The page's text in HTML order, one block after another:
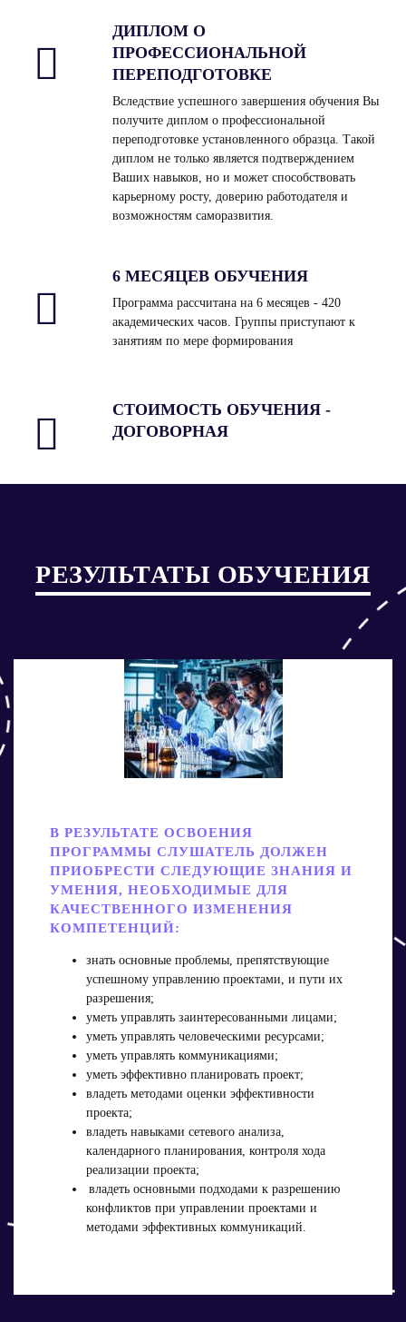
ДИПЛОМ О
ПРОФЕССИОНАЛЬНОЙ
ПЕРЕПОДГОТОВКЕ
Вследствие успешного завершения обучения Вы
получите диплом о профессиональной
переподготовке установленного образца. Такой
диплом не только является подтверждением
Ваших навыков, но и может способствовать
карьерному росту, доверию работодателя и
возможностям саморазвития.
6 МЕСЯЦЕВ ОБУЧЕНИЯ
Программа рассчитана на 6 месяцев - 420
академических часов. Группы приступают к
занятиям по мере формирования
СТОИМОСТЬ ОБУЧЕНИЯ -
ДОГОВОРНАЯ
РЕЗУЛЬТАТЫ ОБУЧЕНИЯ
В РЕЗУЛЬТАТЕ ОСВОЕНИЯ
ПРОГРАММЫ СЛУШАТЕЛЬ ДОЛЖЕН
ПРИОБРЕСТИ СЛЕДУЮЩИЕ ЗНАНИЯ И
УМЕНИЯ, НЕОБХОДИМЫЕ ДЛЯ
КАЧЕСТВЕННОГО ИЗМЕНЕНИЯ
КОМПЕТЕНЦИЙ:
знать основные проблемы, препятствующие
успешному управлению проектами, и пути их
разрешения;
уметь управлять заинтересованными лицами;
уметь управлять человеческими ресурсами;
уметь управлять коммуникациями;
уметь эффективно планировать проект;
владеть методами оценки эффективности
проекта;
владеть навыками сетевого анализа,
календарного планирования, контроля хода
реализации проекта;
владеть основными подходами к разрешению
конфликтов при управлении проектами и
методами эффективных коммуникаций.